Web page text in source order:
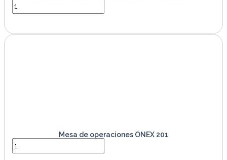
Mesa de operaciones ONEX 201